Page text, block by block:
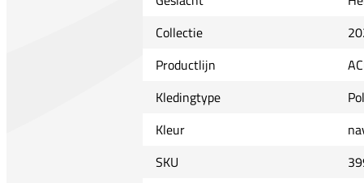
Collectie
Productlijn
Kledingtype
Kleur
SKU